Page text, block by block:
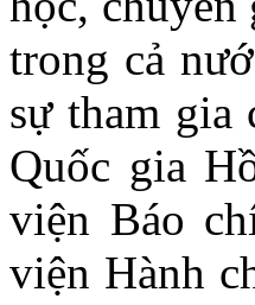
trong cả
sự tham gia
Quốc gia
viện Báo
viện Hành